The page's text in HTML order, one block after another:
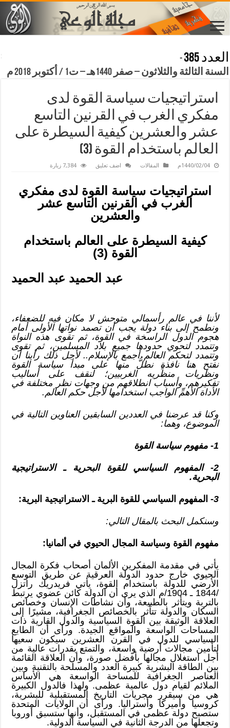
العدد 385
-
السنة الثالثة والثلاثون – صفر 1440هـ – ت1 / أكتوبر 2018 م
استراتيجيات سياسة القوة لدى
مفكري الغرب في القرنين التاسع
عشر والعشرين كيفية السيطرة على
العالم باستخدام القوة (3)
1440/02/04م المقالات اضف تعليق 7,384 زيارة
استراتيجيات سياسة القوة لدى مفكري
الغرب في القرنين التاسع عشر
والعشرين
كيفية السيطرة على العالم باستخدام
القوة (3)
عبد الحميد عبد الحميد
لأننا في عالم رأسمالي متوحش لا مكان فيه للضعفاء،
ونطمح إلى بناء دولة يجب أن تصمد نواتها الأولى أمام
هجوم الدول الراسخة في القوة، ثم تقوى هذه النواة
وتتمدد لتحوي حدودها جميع بلاد المسلمين، ثم تقوى
وتتمدد لتحكم العالم أجمع بالإسلام.. لأجل ذلك رأينا أن
نفتح هنا نافذة نطلُّ منها على مبدأ سياسة القوة
ونظريات منظِّريه الغربيين؛ لنقف على أساليب
تفكيرهم، وأسباب انطلاقهم من وجهات نظر مختلفة في
الأداة الأهمِّ الواجب استخدامها لأجل حكم العالم.
وكنا قد عرضنا في العددين السابقين العناوين التالية في
الموضوع، وهما:
1- مفهوم سياسة القوة
2- المفهوم السياسي للقوة البحرية ـ الاستراتيجية
البحرية.
3- المفهوم السياسي للقوة البرية ـ الاستراتيجية البرية:
وسنكمل البحث بالمقال التالي:
مفهوم القوة وسياسة المجال الحيوي في ألمانيا:
يأتي في مقدمة المفكرين الألمان أصحاب فكرة المجال
الحيوي خارج حدود الدولة العرقية عن طريق التوسع
الأرضي للدولة باستخدام القوة، يأتي فريدريك راتزل
/1844 ـ 1904/م الذي يرى أن الدولة كائن عضوي يرتبط
بالتربة ويتأثر بالطبيعة، وأن نشاطات الإنسان وخصائص
السكان والدولة تتأثر بالخصائص الجغرافية، مشيرًا إلى
العلاقة الوثيقة بين القوة السياسية والدول القارية ذات
المساحات الواسعة والمواقع الجيدة. ورأى أن الطابع
السياسي للدول في القرن العشرين سيكون سعيها
لتأمين مجالات أرضية واسعة، والتمتع بقدرات عالية من
أجل استغلال مجالها بأفضل صورة، وأن العلاقة القائمة
بين الطاقة البشرية كبيرة العدد والمسلحة بالتقنية وبين
العناصر الجغرافية للمساحة الواسعة هي الأساس
الملائم لقيام دول عالمية عظمى. ولهذا فالدول الكبيرة
هي من سيقرر مجريات التاريخ المستقبلية للبشرية،
كروسيا وأميركا وأستراليا. ورأى أن الولايات المتحدة
ستصبح دولة عظمى في المستقبل، وأنها ستسبق أوروبا
وتجعلها من الدرجة الثانية في السياسة الدولية.